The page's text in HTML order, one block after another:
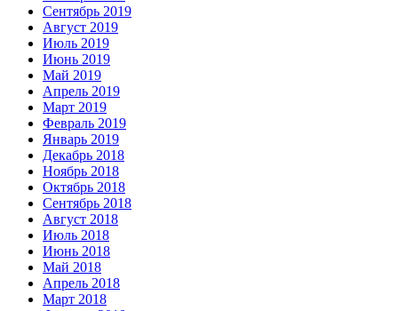
Сентябрь 2019
Август 2019
Июль 2019
Июнь 2019
Май 2019
Апрель 2019
Март 2019
Февраль 2019
Январь 2019
Декабрь 2018
Ноябрь 2018
Октябрь 2018
Сентябрь 2018
Август 2018
Июль 2018
Июнь 2018
Май 2018
Апрель 2018
Март 2018